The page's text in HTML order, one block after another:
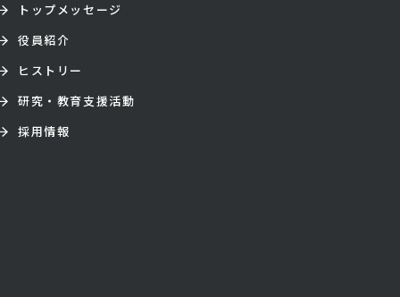
トップメッセージ
役員紹介
ヒストリー
研究・教育支援活動
採用情報